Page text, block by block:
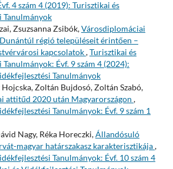
4 szám 4 (2019): Turisztikai és
Tanulmányok
Zsuzsanna Zsibók,Városdiplomáciai
régió településeit érintően –
kapcsolatok,Turisztikai és
Évf. 9 szám 4 (2024):
Tanulmányok
Hojcska, Zoltán Bujdosó, Zoltán Szabó,
attitűd 2020 után Magyarországon ,
Tanulmányok: Évf. 9 szám 1
Nagy, Réka Horeczki,Állandósuló
magyar határszakasz karakterisztikája,
Tanulmányok: Évf. 10 szám 4